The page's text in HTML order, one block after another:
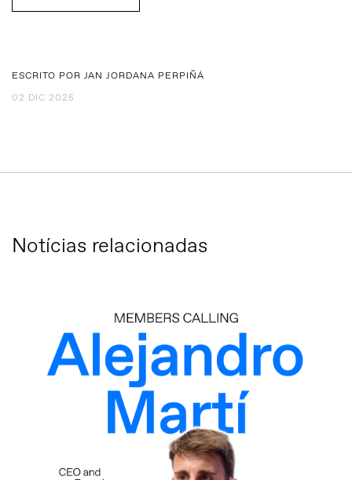
ESCRITO POR JAN JORDANA PERPIÑÁ
02 DIC 2025
Notícias relacionadas